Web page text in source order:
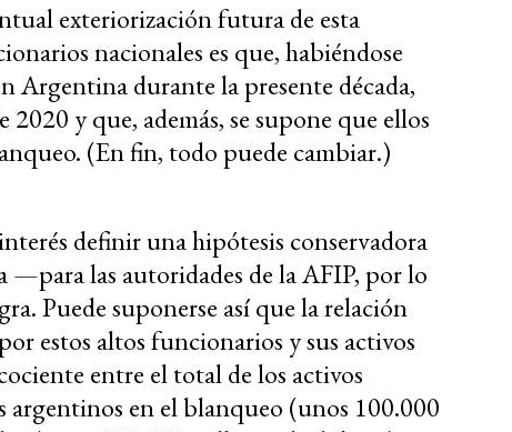
exteriorización futura de esta
nacionales es que, habiéndose
Argentina durante la presente década,
2020 y que, además, se supone que ellos
(En fin, todo puede cambiar.)
definir una hipótesis conservadora
—para las autoridades de la AFIP, por lo
Puede suponerse así que la relación
estos altos funcionarios y sus activos
entre el total de los activos
argentinos en el blanqueo (unos 100.000